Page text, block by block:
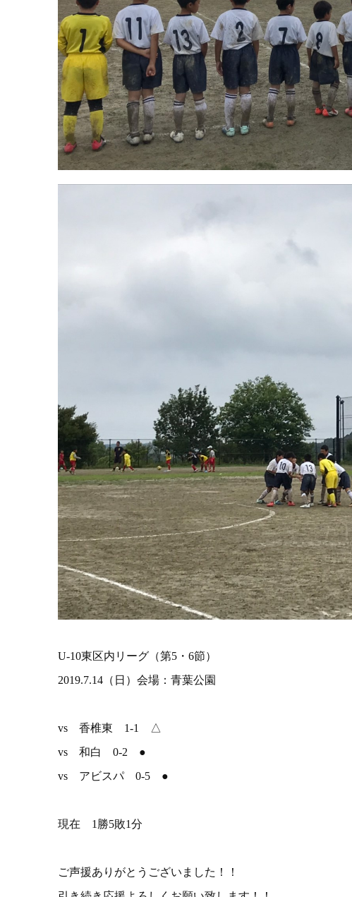
U-10東区内リーグ（第5・6節）
2019.7.14（日）会場：青葉公園
vs 香椎東 1-1 △
vs 和白 0-2 ●
vs アビスパ 0-5 ●
現在 1勝5敗1分
ご声援ありがとうございました！！